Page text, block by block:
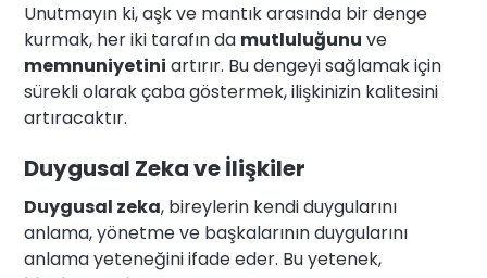
Unutmayın ki, aşk ve mantık arasında bir denge
kurmak, her iki tarafın da mutluluğunu ve
memnuniyetini artırır. Bu dengeyi sağlamak için
sürekli olarak çaba göstermek, ilişkinizin kalitesini
artıracaktır.
Duygusal Zeka ve İlişkiler
Duygusal zeka, bireylerin kendi duygularını
anlama, yönetme ve başkalarının duygularını
anlama yeteneğini ifade eder. Bu yetenek,